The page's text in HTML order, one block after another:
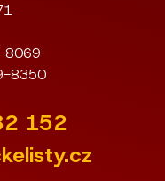
8069
8350
152